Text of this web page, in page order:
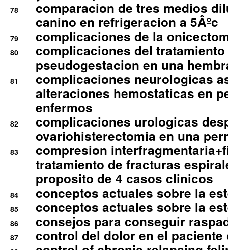
78
comparacion de tres medios
canino en refrigeracion a 5Âºc
79 complicaciones de la
80
complicaciones del
pseudogestacion en una
81
complicaciones neurologicas
alteraciones hemostaticas en
enfermos
82
complicaciones urologicas
ovariohisterectomia en una
83
compresion
tratamiento de fracturas
proposito de 4 casos clinicos
84 conceptos actuales sobre la
85 conceptos actuales sobre la
86 consejos para conseguir
87 control del dolor en el